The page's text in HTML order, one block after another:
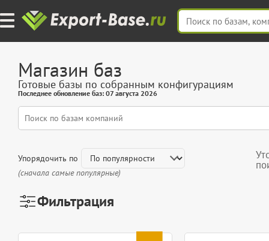
Магазин баз
Готовые базы по собранным конфигурациям
Последнее обновление баз: 07 августа 2026
Упорядочить по
(сначала самые популярные)
Фильтрация